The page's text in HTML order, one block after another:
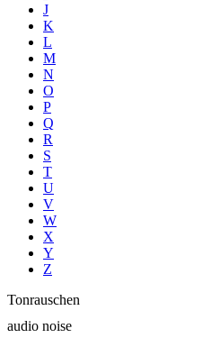
J
K
L
M
N
O
P
Q
R
S
T
U
V
W
X
Y
Z
Tonrauschen
audio noise